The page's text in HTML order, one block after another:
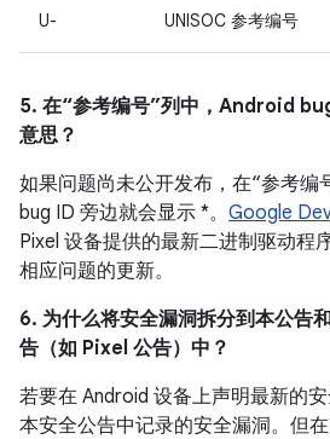
U- UNISOC 参考编号
5. 在“参考编号”列中，Android
意思？
如果问题尚未公开发布，在“参考编
bug ID 旁边就会显示 *。 Google
Pixel 设备提供的最新二进制驱动程
相应问题的更新。
6. 为什么将安全漏洞拆分到本公告
告（如 Pixel 公告）中？
若要在 Android 设备上声明最新的
本安全公告中记录的安全漏洞。但